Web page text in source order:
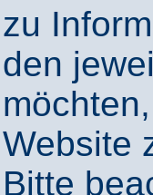
zu
den
Website
Bitte